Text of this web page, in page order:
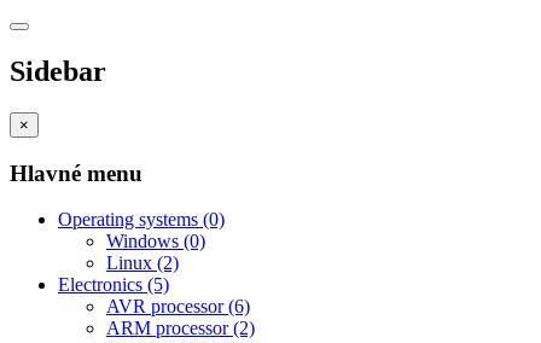
Sidebar
×
Hlavné menu
Operating systems (0)
Windows (0)
Linux (2)
Electronics (5)
AVR processor(6)
ARM processor(2)